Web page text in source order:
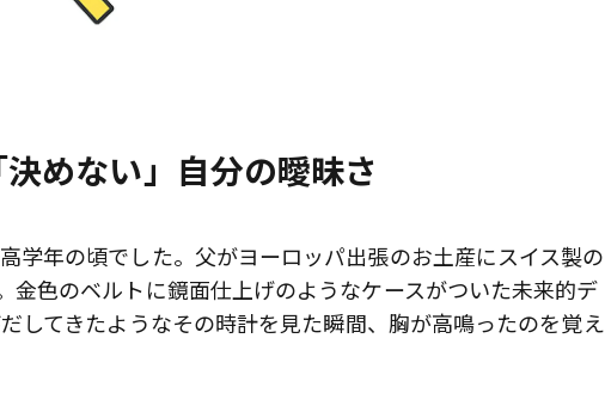
めない」自分の曖昧さ
学年の頃でした。父がヨーロッパ出張のお土産にスイス製の
金色のベルトに鏡面仕上げのようなケースがついた未来的デ
してきたようなその時計を見た瞬間、胸が高鳴ったのを覚え